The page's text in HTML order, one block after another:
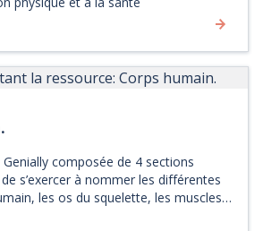
composée de 4 sections
s’exercer à nommer les différentes
les os du squelette, les muscles